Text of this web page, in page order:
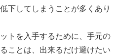
下してしまうことが多くあり
トを入手するために、手元の
ことは、出来るだけ避けたい